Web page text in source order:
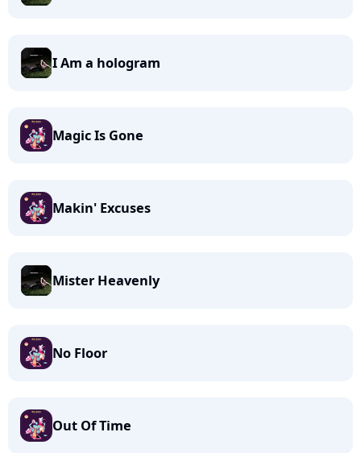
I Am a hologram
Magic Is Gone
Makin' Excuses
Mister Heavenly
No Floor
Out Of Time